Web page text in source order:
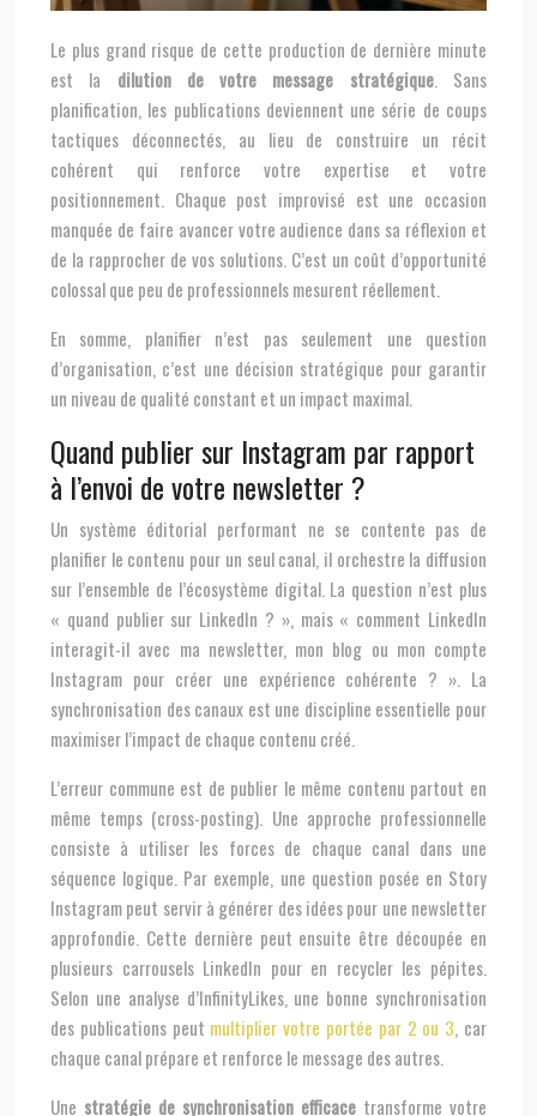
Le plus grand risque de cette production de dernière minute
est la dilution de votre message stratégique. Sans
planification, les publications deviennent une série de coups
tactiques déconnectés, au lieu de construire un récit
cohérent qui renforce votre expertise et votre
positionnement. Chaque post improvisé est une occasion
manquée de faire avancer votre audience dans sa réflexion et
de la rapprocher de vos solutions. C’est un coût d’opportunité
colossal que peu de professionnels mesurent réellement.
En somme, planifier n’est pas seulement une question
d’organisation, c’est une décision stratégique pour garantir
un niveau de qualité constant et un impact maximal.
Quand publier sur Instagram par rapport
à l’envoi de votre newsletter ?
Un système éditorial performant ne se contente pas de
planifier le contenu pour un seul canal, il orchestre la diffusion
sur l’ensemble de l’écosystème digital. La question n’est plus
« quand publier sur LinkedIn ? », mais « comment LinkedIn
interagit-il avec ma newsletter, mon blog ou mon compte
Instagram pour créer une expérience cohérente ? ». La
synchronisation des canaux est une discipline essentielle pour
maximiser l’impact de chaque contenu créé.
L’erreur commune est de publier le même contenu partout en
même temps (cross-posting). Une approche professionnelle
consiste à utiliser les forces de chaque canal dans une
séquence logique. Par exemple, une question posée en Story
Instagram peut servir à générer des idées pour une newsletter
approfondie. Cette dernière peut ensuite être découpée en
plusieurs carrousels LinkedIn pour en recycler les pépites.
Selon une analyse d’InfinityLikes, une bonne synchronisation
des publications peut multiplier votre portée par 2 ou 3 , car
chaque canal prépare et renforce le message des autres.
Une stratégie de synchronisation efficace transforme votre